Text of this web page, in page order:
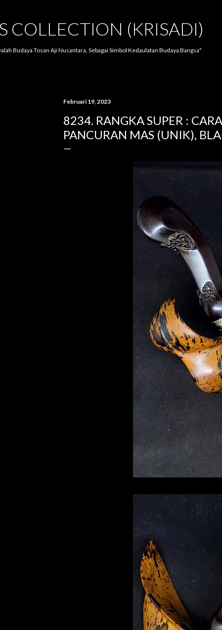
COLLECTION (KRISADI)
Budaya Tosan Aji Nusantara, Sebagai Simbol Kedaulatan Budaya Bangsa"
Februari 19, 2023
8234. RANGKA SUPER :
PANCURAN MAS (UNIK),